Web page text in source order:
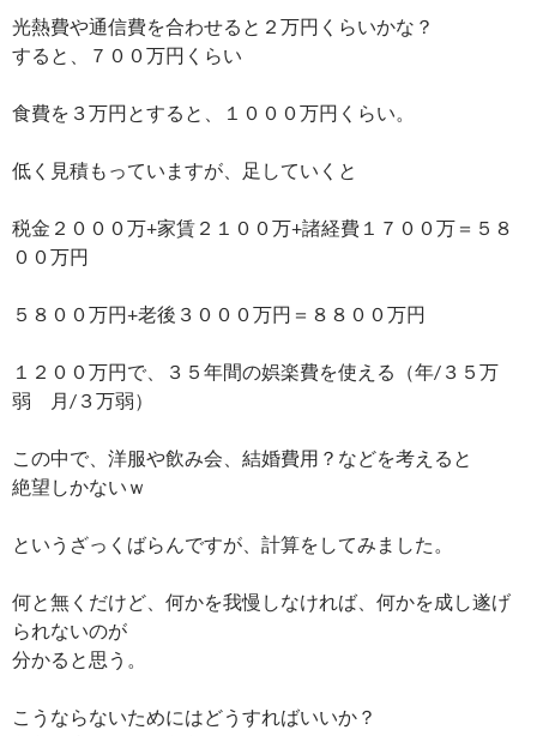
光熱費や通信費を合わせると２万円くらいかな？
すると、７００万円くらい
食費を３万円とすると、１０００万円くらい。
低く見積もっていますが、足していくと
税金２０００万+家賃２１００万+諸経費１７００万＝５８
００万円
５８００万円+老後３０００万円＝８８００万円
１２００万円で、３５年間の娯楽費を使える（年/３５万
弱 月/３万弱）
この中で、洋服や飲み会、結婚費用？などを考えると
絶望しかないｗ
というざっくばらんですが、計算をしてみました。
何と無くだけど、何かを我慢しなければ、何かを成し遂げ
られないのが
分かると思う。
こうならないためにはどうすればいいか？